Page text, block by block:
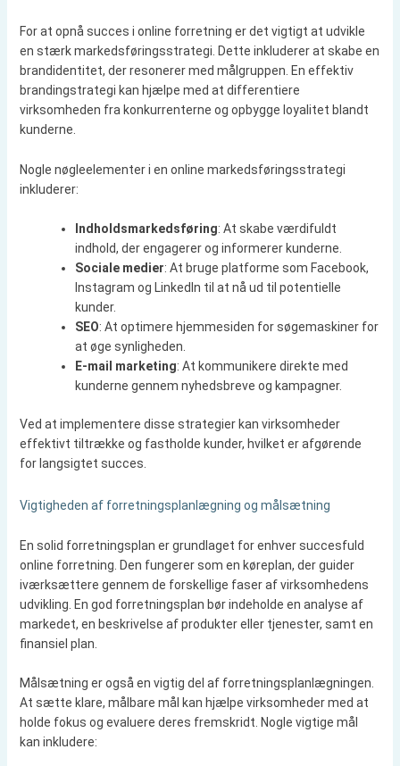
For at opnå succes i online forretning er det vigtigt at udvikle
en stærk markedsføringsstrategi. Dette inkluderer at skabe en
brandidentitet, der resonerer med målgruppen. En effektiv
brandingstrategi kan hjælpe med at differentiere
virksomheden fra konkurrenterne og opbygge loyalitet blandt
kunderne.
Nogle nøgleelementer i en online markedsføringsstrategi
inkluderer:
Indholdsmarkedsføring: At skabe værdifuldt
indhold, der engagerer og informerer kunderne.
Sociale medier: At bruge platforme som Facebook,
Instagram og LinkedIn til at nå ud til potentielle
kunder.
SEO: At optimere hjemmesiden for søgemaskiner for
at øge synligheden.
E-mail marketing: At kommunikere direkte med
kunderne gennem nyhedsbreve og kampagner.
Ved at implementere disse strategier kan virksomheder
effektivt tiltrække og fastholde kunder, hvilket er afgørende
for langsigtet succes.
Vigtigheden af forretningsplanlægning og målsætning
En solid forretningsplan er grundlaget for enhver succesfuld
online forretning. Den fungerer som en køreplan, der guider
iværksættere gennem de forskellige faser af virksomhedens
udvikling. En god forretningsplan bør indeholde en analyse af
markedet, en beskrivelse af produkter eller tjenester, samt en
finansiel plan.
Målsætning er også en vigtig del af forretningsplanlægningen.
At sætte klare, målbare mål kan hjælpe virksomheder med at
holde fokus og evaluere deres fremskridt. Nogle vigtige mål
kan inkludere: